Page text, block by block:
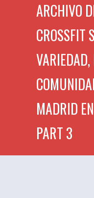
ARCHIVO
CROSSFIT
MADRID
PART 3